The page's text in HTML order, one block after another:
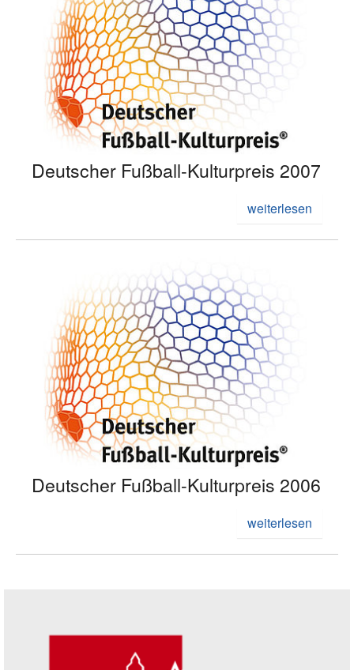
Deutscher Fußball-Kulturpreis 2007
weiterlesen
Deutscher Fußball-Kulturpreis 2006
weiterlesen